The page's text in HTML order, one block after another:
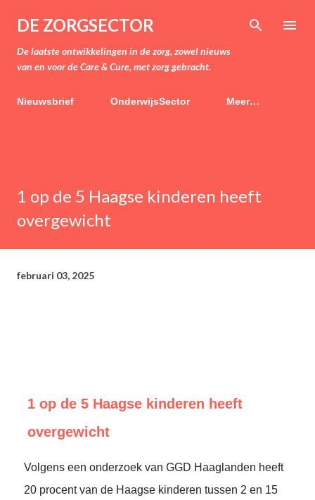
Doorgaan naar hoofdcontent
DE ZORGSECTOR
De laatste ontwikkelingen in de zorg, zowel nieuws
van en voor de Care & Cure, met zorg gebracht.
Nieuwsbrief OnderwijsSector Meer…
1 op de 5 Haagse kinderen heeft
overgewicht
februari 03, 2025
1 op de 5 Haagse kinderen heeft
overgewicht
Volgens een onderzoek van GGD Haaglanden heeft
20 procent van de Haagse kinderen tussen 2 en 15